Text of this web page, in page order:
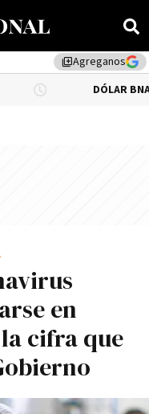
library_addAgreganos
DÓLAR BNA 0.34%
en
cifra que